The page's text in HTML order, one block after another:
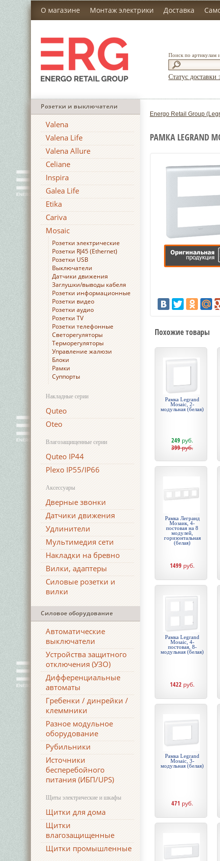
О магазине Монтаж электрики Доставка
Поиск по артикулам
Статус доставки
Розетки и выключатели
Valena
Valena Life
Valena Allure
Celiane
Inspira
Galea Life
Etika
Cariva
Mosaic
Розетки электрические
Розетки RJ45 (Ethernet)
Розетки USB
Выключатели
Датчики движения
Заглушки/выводы кабеля
Розетки информационные
Розетки видео
Розетки аудио
Розетки TV
Розетки телефонные
Светорегуляторы
Терморегуляторы
Управление жалюзи
Блоки
Рамки
Суппорты
Накладные серии
Quteo
Oteo
Влагозащищенные серии
Quteo IP44
Plexo IP55/IP66
Аксессуары
Дверные звонки
Датчики движения
Удлинители
Мультимедия сети
Накладки на бревно
Вилки, адаптеры
Силовые розетки и
вилки
Силовое оборудование
Автоматические
выключатели
Устройства защитного
отключения (УЗО)
Дифференциальные
автоматы
Гребенки / динрейки /
клеммники
Разное модульное
оборудование
Рубильники
Источники
бесперебойного
питания (ИБП/UPS)
Щиты электрические и шкафы
Щитки для дома
Щитки
влагозащищенные
Щитки промышленные
Energo Retail Group
РАМКА LEGRAND
Похожие товары
Рамка Legrand
Mosaic, 2-
модульная (белая)
249 руб.
399руб.
Рамка Легранд
Мозаик, 4-
постовая на 8
модулей,
горизонтальная
(белая)
1499 руб.
Рамка Legrand
Mosaic, 4-
постовая, 8-
модульная (белая)
1422 руб.
Рамка Legrand
Mosaic, 3-
модульная (белая)
471 руб.